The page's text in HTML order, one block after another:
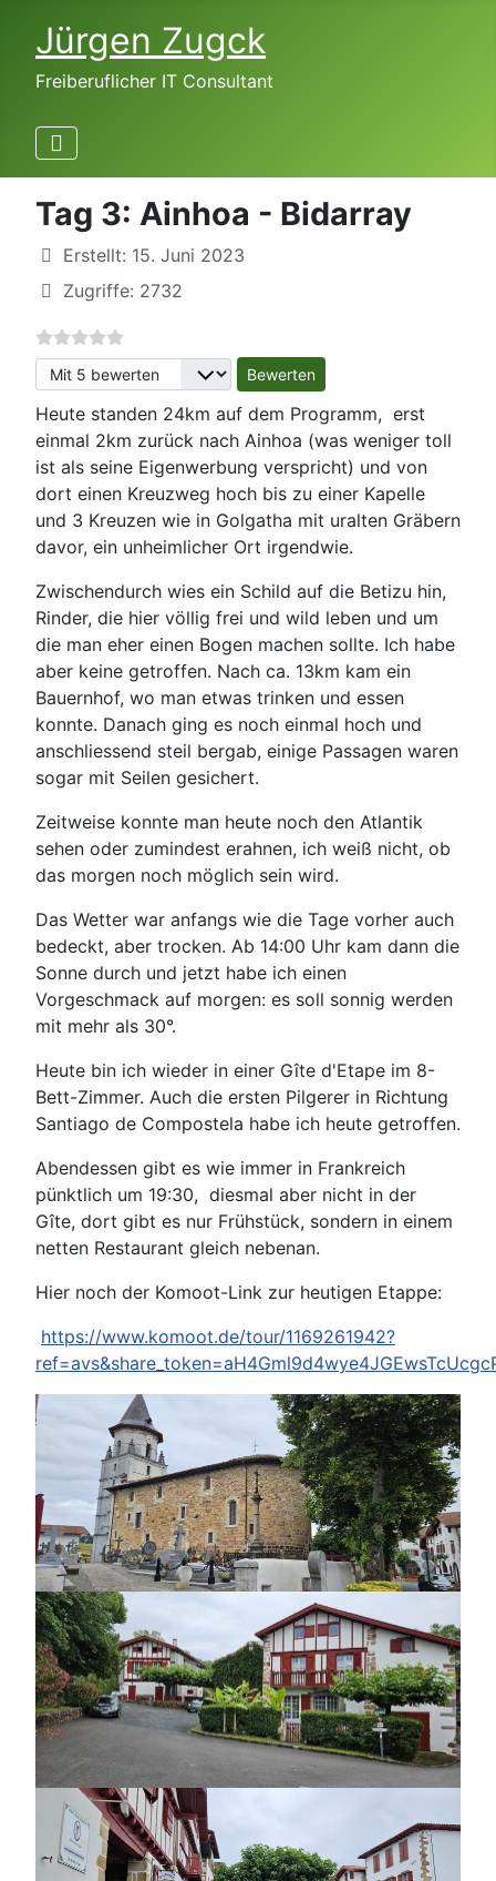
Jürgen Zugck
Freiberuflicher IT Consultant
Tag 3: Ainhoa - Bidarray
Erstellt: 15. Juni 2023
Zugriffe: 2732
Bitte bewerten
Heute standen 24km auf dem Programm, erst
einmal 2km zurück nach Ainhoa (was weniger toll
ist als seine Eigenwerbung verspricht) und von
dort einen Kreuzweg hoch bis zu einer Kapelle
und 3 Kreuzen wie in Golgatha mit uralten Gräbern
davor, ein unheimlicher Ort irgendwie.
Zwischendurch wies ein Schild auf die Betizu hin,
Rinder, die hier völlig frei und wild leben und um
die man eher einen Bogen machen sollte. Ich habe
aber keine getroffen. Nach ca. 13km kam ein
Bauernhof, wo man etwas trinken und essen
konnte. Danach ging es noch einmal hoch und
anschliessend steil bergab, einige Passagen waren
sogar mit Seilen gesichert.
Zeitweise konnte man heute noch den Atlantik
sehen oder zumindest erahnen, ich weiß nicht, ob
das morgen noch möglich sein wird.
Das Wetter war anfangs wie die Tage vorher auch
bedeckt, aber trocken. Ab 14:00 Uhr kam dann die
Sonne durch und jetzt habe ich einen
Vorgeschmack auf morgen: es soll sonnig werden
mit mehr als 30°.
Heute bin ich wieder in einer Gîte d'Etape im 8-
Bett-Zimmer. Auch die ersten Pilgerer in Richtung
Santiago de Compostela habe ich heute getroffen.
Abendessen gibt es wie immer in Frankreich
pünktlich um 19:30, diesmal aber nicht in der
Gîte, dort gibt es nur Frühstück, sondern in einem
netten Restaurant gleich nebenan.
Hier noch der Komoot-Link zur heutigen Etappe:
https://www.komoot.de/tour/1169261942?